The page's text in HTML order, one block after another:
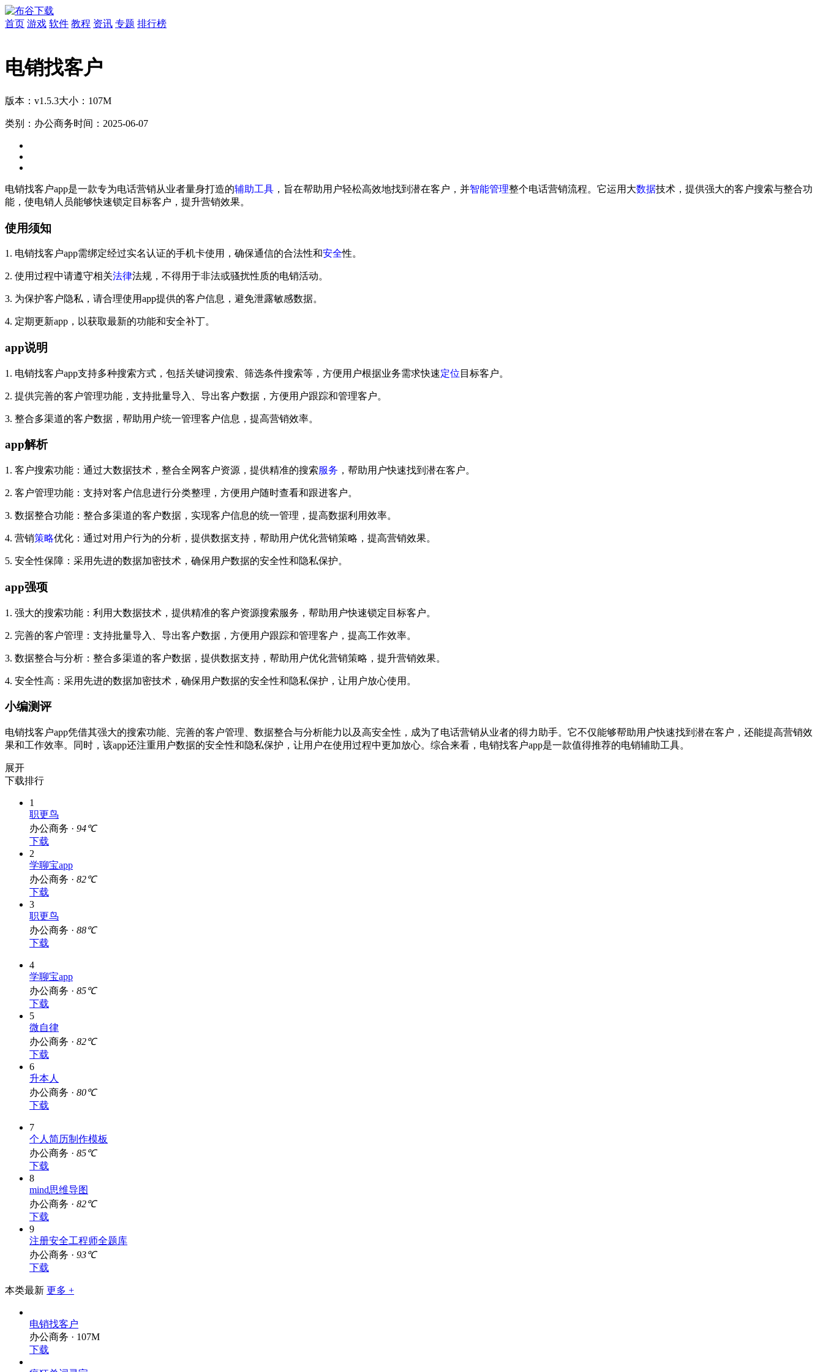
首页 游戏 软件 教程 资讯 专题 排行榜
电销找客户
版本：v1.5.3大小：107M
类别：办公商务时间：2025-06-07
电销找客户app是一款专为电话营销从业者量身打造的辅助工具 ，旨在帮助用户轻松高效地找到潜在客户，并智能管理整个电话营销流程。它运用大数据技术，提供强大的客户搜索与整合功
能，使电销人员能够快速锁定目标客户，提升营销效果。
使用须知
1. 电销找客户app需绑定经过实名认证的手机卡使用，确保通信的合法性和安全性。
2. 使用过程中请遵守相关法律法规，不得用于非法或骚扰性质的电销活动。
3. 为保护客户隐私，请合理使用app提供的客户信息，避免泄露敏感数据。
4. 定期更新app，以获取最新的功能和安全补丁。
app说明
1. 电销找客户app支持多种搜索方式，包括关键词搜索、筛选条件搜索等，方便用户根据业务需求快速定位 目标客户。
2. 提供完善的客户管理功能，支持批量导入、导出客户数据，方便用户跟踪和管理客户。
3. 整合多渠道的客户数据，帮助用户统一管理客户信息，提高营销效率。
app解析
1. 客户搜索功能：通过大数据技术，整合全网客户资源，提供精准的搜索服务 ，帮助用户快速找到潜在客户。
2. 客户管理功能：支持对客户信息进行分类整理，方便用户随时查看和跟进客户。
3. 数据整合功能：整合多渠道的客户数据，实现客户信息的统一管理，提高数据利用效率。
4. 营销策略优化：通过对用户行为的分析，提供数据支持，帮助用户优化营销策略，提高营销效果。
5. 安全性保障：采用先进的数据加密技术，确保用户数据的安全性和隐私保护。
app强项
1. 强大的搜索功能：利用大数据技术，提供精准的客户资源搜索服务，帮助用户快速锁定目标客户。
2. 完善的客户管理：支持批量导入、导出客户数据，方便用户跟踪和管理客户，提高工作效率。
3. 数据整合与分析：整合多渠道的客户数据，提供数据支持，帮助用户优化营销策略，提升营销效果。
4. 安全性高：采用先进的数据加密技术，确保用户数据的安全性和隐私保护，让用户放心使用。
小编测评
电销找客户app凭借其强大的搜索功能、完善的客户管理、数据整合与分析能力以及高安全性，成为了电话营销从业者的得力助手。它不仅能够帮助用户快速找到潜在客户，还能提高营销效
果和工作效率。同时，该app还注重用户数据的安全性和隐私保护，让用户在使用过程中更加放心。综合来看，电销找客户app是一款值得推荐的电销辅助工具。
展开
下载排行
1
职更鸟
办公商务 · 94℃
下载
2
学聊宝app
办公商务 · 82℃
下载
3
职更鸟
办公商务 · 88℃
下载
4
学聊宝app
办公商务 · 85℃
下载
5
微自律
办公商务 · 82℃
下载
6
升本人
办公商务 · 80℃
下载
7
个人简历制作模板
办公商务 · 85℃
下载
8
mind思维导图
办公商务 · 82℃
下载
9
注册安全工程师全题库
办公商务 · 93℃
下载
本类最新 更多 +
电销找客户
办公商务 · 107M
下载